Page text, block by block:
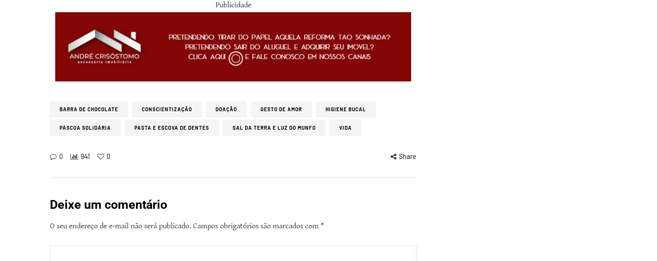
Publicidade
BARRA DE CHOCOLATE CONSCIENTIZAÇÃO DOAÇÃO GESTO DE AMOR HIGIENE BUCAL
PÁSCOA SOLIDÁRIA PASTA E ESCOVA DE DENTES SAL DA TERRA E LUZ DO MUNFO VIDA
0 941 0 Share
Deixe um comentário
O seu endereço de e-mail não será publicado. Campos obrigatórios são marcados com *